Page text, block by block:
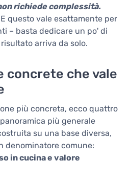
richiede complessità.
questo vale esattamente per
– basta dedicare un po' di
arriva da solo.
che vale
più concreta, ecco quattro
più generale
su una base diversa,
denominatore comune:
in cucina e valore